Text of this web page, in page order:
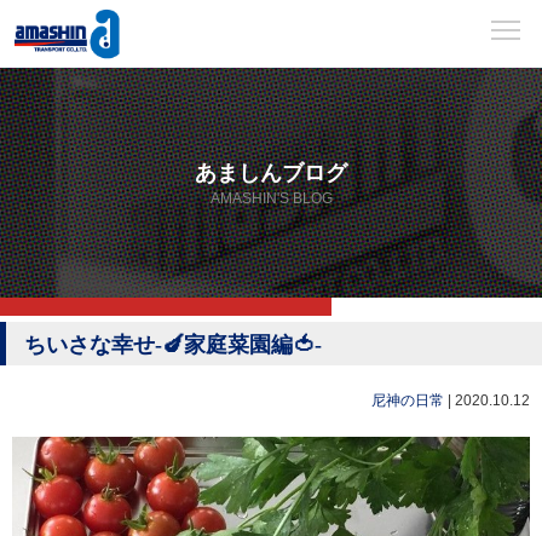
あましんブログ
AMASHIN'S BLOG
ちいさな幸せ-🍆家庭菜園編🍅-
尼神の日常 2020.10.12